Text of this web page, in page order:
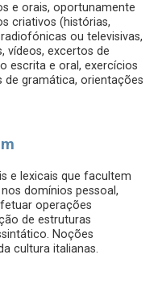
e orais, oportunamente
criativos (histórias,
ou televisivas,
vídeos, excertos de
escrita e oral, exercícios
de gramática, orientações
e lexicais que facultem
domínios pessoal,
operações
de estruturas
Noções
cultura italianas.